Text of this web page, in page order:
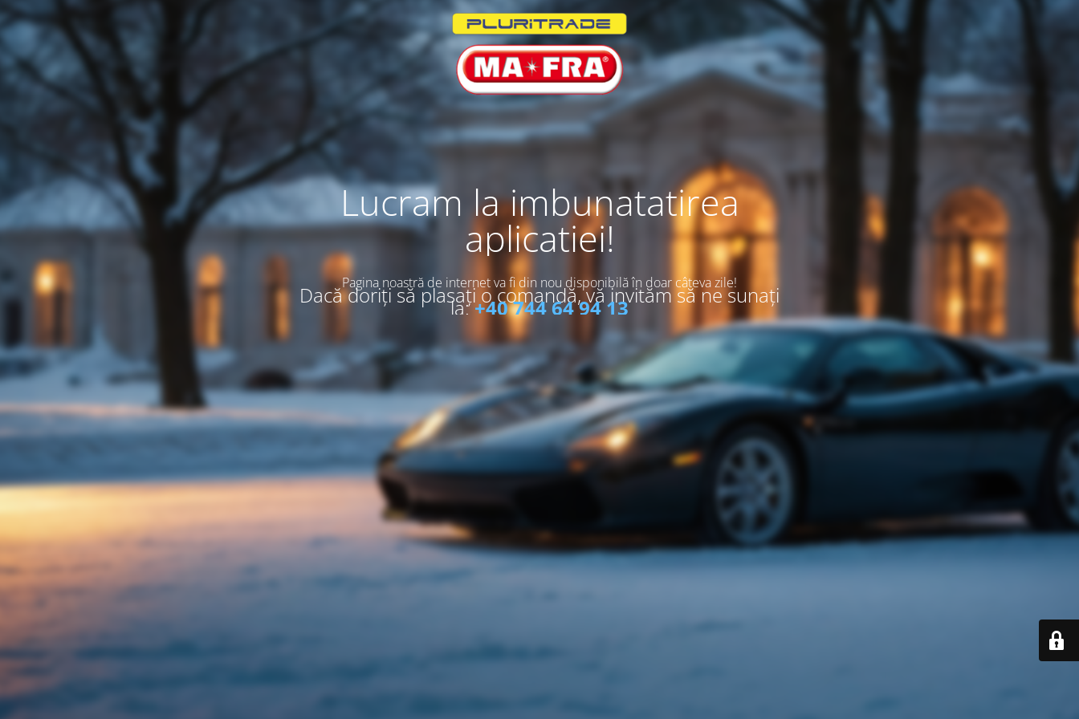
Lucram la imbunatatirea
aplicatiei!
Pagina noastră de internet va fi din nou disponibilă în doar câteva zile!
Dacă doriți să plasați o comandă, vă invităm să ne sunați
la:+40 744 64 94 13